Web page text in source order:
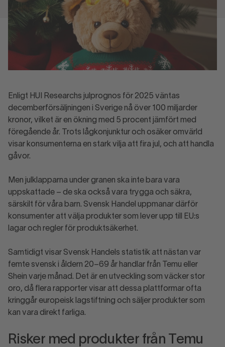
Enligt HUI Researchs julprognos för 2025 väntas
decemberförsäljningen i Sverige nå över 100 miljarder
kronor, vilket är en ökning med 5 procent jämfört med
föregående år. Trots lågkonjunktur och osäker omvärld
visar konsumenterna en stark vilja att fira jul, och att handla
gåvor.
Men julklapparna under granen ska inte bara vara
uppskattade – de ska också vara trygga och säkra,
särskilt för våra barn. Svensk Handel uppmanar därför
konsumenter att välja produkter som lever upp till EU:s
lagar och regler för produktsäkerhet.
Samtidigt visar Svensk Handels statistik att nästan var
femte svensk i åldern 20–69 år handlar från Temu eller
Shein varje månad. Det är en utveckling som väcker stor
oro, då flera rapporter visar att dessa plattformar ofta
kringgår europeisk lagstiftning och säljer produkter som
kan vara direkt farliga.
Risker med produkter från Temu